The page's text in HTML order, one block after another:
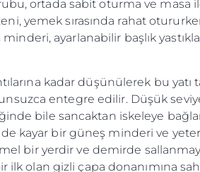
ortada sabit oturma ve masa
yemek sırasında rahat
ayarlanabilir başlık
kadar düşünülerek bu yatı
entegre edilir. Düşük
bile sancaktan iskeleye
kayar bir güneş minderi ve
bir yerdir ve demirde
olan gizli çapa donanımına